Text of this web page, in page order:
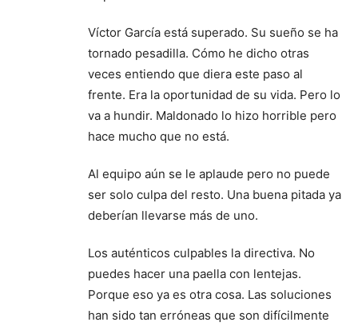
Víctor García está superado. Su sueño se ha
tornado pesadilla. Cómo he dicho otras
veces entiendo que diera este paso al
frente. Era la oportunidad de su vida. Pero lo
va a hundir. Maldonado lo hizo horrible pero
hace mucho que no está.
Al equipo aún se le aplaude pero no puede
ser solo culpa del resto. Una buena pitada ya
deberían llevarse más de uno.
Los auténticos culpables la directiva. No
puedes hacer una paella con lentejas.
Porque eso ya es otra cosa. Las soluciones
han sido tan erróneas que son difícilmente